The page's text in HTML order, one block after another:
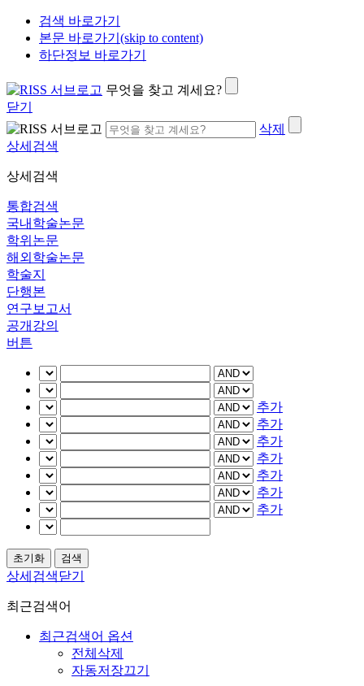
검색 바로가기
본문 바로가기(skip to content)
하단정보 바로가기
무엇을 찾고 계세요?
닫기
삭제
상세검색
상세검색
통합검색
국내학술논문
학위논문
해외학술논문
학술지
단행본
연구보고서
공개강의
버튼
추가
추가
추가
추가
추가
추가
추가
상세검색닫기
최근검색어
최근검색어 옵션
전체삭제
자동저장끄기